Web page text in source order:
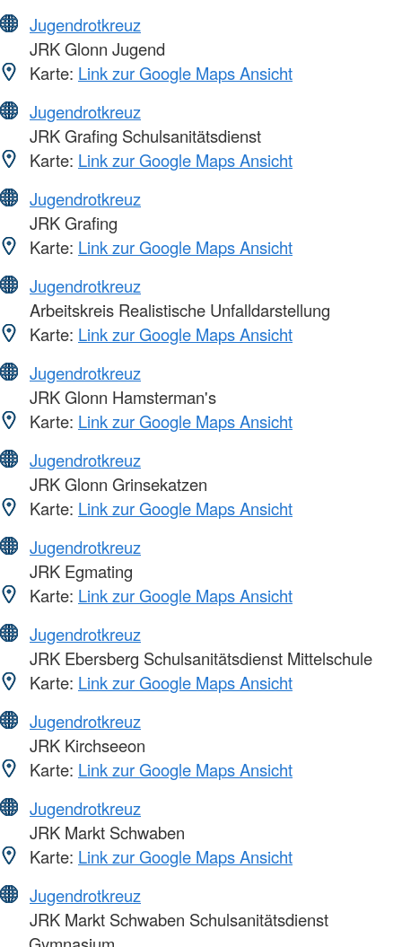
Jugendrotkreuz
JRK Glonn Jugend
Karte: Link zur Google Maps Ansicht
Jugendrotkreuz
JRK Grafing Schulsanitätsdienst
Karte: Link zur Google Maps Ansicht
Jugendrotkreuz
JRK Grafing
Karte: Link zur Google Maps Ansicht
Jugendrotkreuz
Arbeitskreis Realistische Unfalldarstellung
Karte: Link zur Google Maps Ansicht
Jugendrotkreuz
JRK Glonn Hamsterman's
Karte: Link zur Google Maps Ansicht
Jugendrotkreuz
JRK Glonn Grinsekatzen
Karte: Link zur Google Maps Ansicht
Jugendrotkreuz
JRK Egmating
Karte: Link zur Google Maps Ansicht
Jugendrotkreuz
JRK Ebersberg Schulsanitätsdienst Mittelschule
Karte: Link zur Google Maps Ansicht
Jugendrotkreuz
JRK Kirchseeon
Karte: Link zur Google Maps Ansicht
Jugendrotkreuz
JRK Markt Schwaben
Karte: Link zur Google Maps Ansicht
Jugendrotkreuz
JRK Markt Schwaben Schulsanitätsdienst